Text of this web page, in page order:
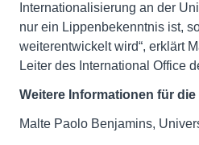
Internationalisierung an der
nur ein Lippenbekenntnis ist,
weiterentwickelt wird“, erklärt
Leiter des International Office
Weitere Informationen für
Malte Paolo Benjamins,